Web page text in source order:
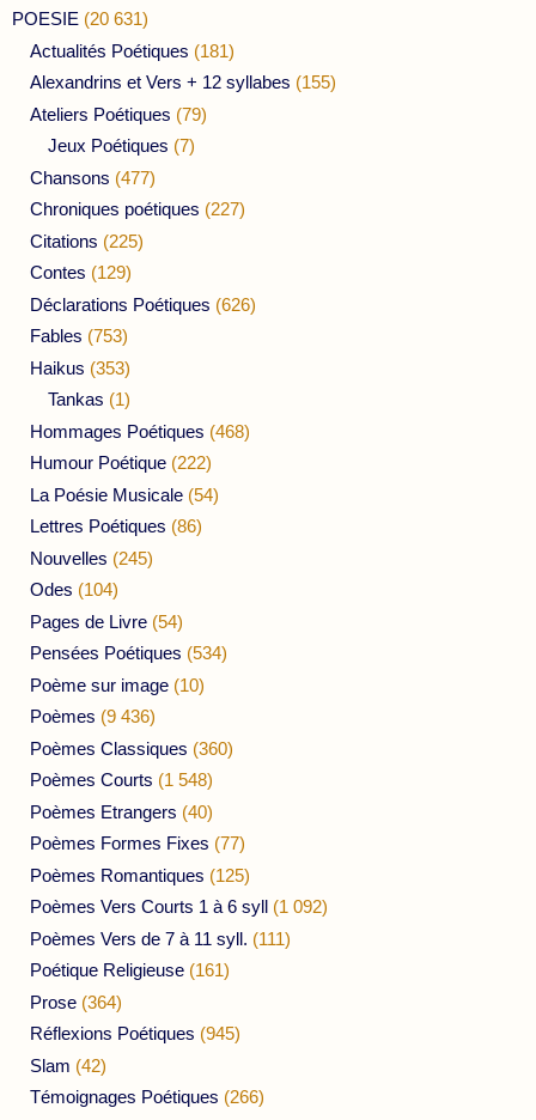
POESIE (20 631)
Actualités Poétiques (181)
Alexandrins et Vers + 12 syllabes (155)
Ateliers Poétiques (79)
Jeux Poétiques (7)
Chansons (477)
Chroniques poétiques (227)
Citations (225)
Contes (129)
Déclarations Poétiques (626)
Fables (753)
Haikus (353)
Tankas (1)
Hommages Poétiques (468)
Humour Poétique (222)
La Poésie Musicale (54)
Lettres Poétiques (86)
Nouvelles (245)
Odes (104)
Pages de Livre (54)
Pensées Poétiques (534)
Poème sur image (10)
Poèmes (9 436)
Poèmes Classiques (360)
Poèmes Courts (1 548)
Poèmes Etrangers (40)
Poèmes Formes Fixes (77)
Poèmes Romantiques (125)
Poèmes Vers Courts 1 à 6 syll (1 092)
Poèmes Vers de 7 à 11 syll. (111)
Poétique Religieuse (161)
Prose (364)
Réflexions Poétiques (945)
Slam (42)
Témoignages Poétiques (266)